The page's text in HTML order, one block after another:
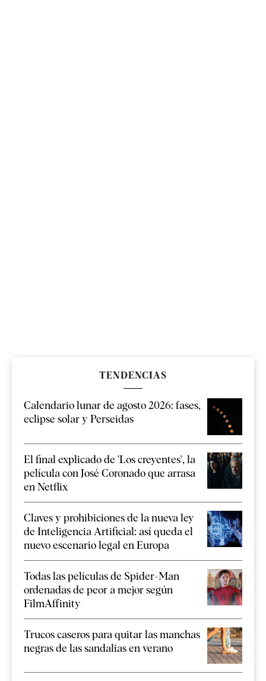
TENDENCIAS
Calendario lunar de agosto 2026: fases,
eclipse solar y Perseidas
El final explicado de 'Los creyentes', la
película con José Coronado que arrasa
en Netflix
Claves y prohibiciones de la nueva ley
de Inteligencia Artificial: así queda el
nuevo escenario legal en Europa
Todas las películas de Spider-Man
ordenadas de peor a mejor según
FilmAffinity
Trucos caseros para quitar las manchas
negras de las sandalias en verano